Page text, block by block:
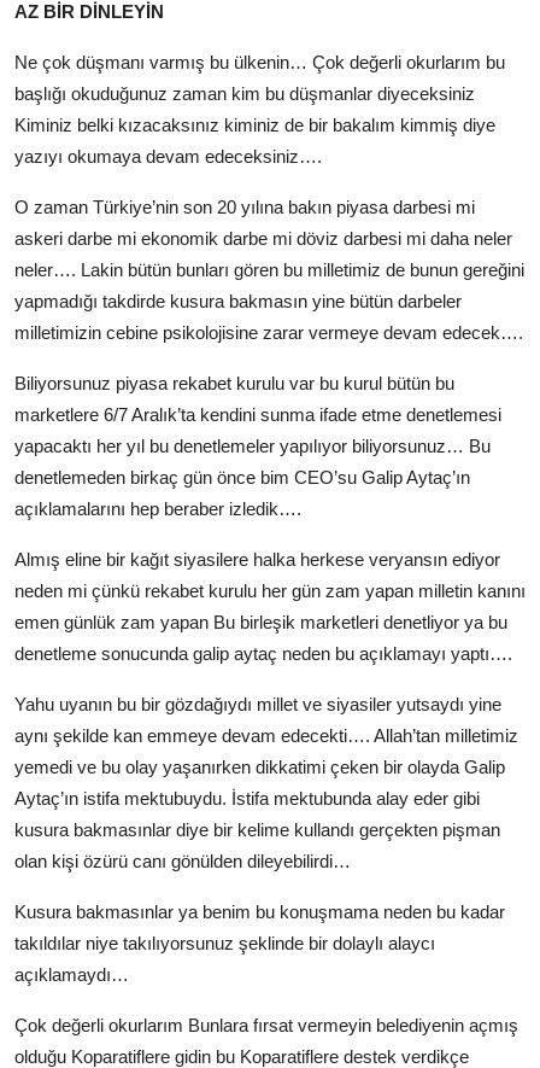
AZ BİR DİNLEYİN
Ne çok düşmanı varmış bu ülkenin… Çok değerli okurlarım bu
başlığı okuduğunuz zaman kim bu düşmanlar diyeceksiniz
Kiminiz belki kızacaksınız kiminiz de bir bakalım kimmiş diye
yazıyı okumaya devam edeceksiniz….
O zaman Türkiye’nin son 20 yılına bakın piyasa darbesi mi
askeri darbe mi ekonomik darbe mi döviz darbesi mi daha neler
neler…. Lakin bütün bunları gören bu milletimiz de bunun gereğini
yapmadığı takdirde kusura bakmasın yine bütün darbeler
milletimizin cebine psikolojisine zarar vermeye devam edecek….
Biliyorsunuz piyasa rekabet kurulu var bu kurul bütün bu
marketlere 6/7 Aralık’ta kendini sunma ifade etme denetlemesi
yapacaktı her yıl bu denetlemeler yapılıyor biliyorsunuz… Bu
denetlemeden birkaç gün önce bim CEO’su Galip Aytaç’ın
açıklamalarını hep beraber izledik….
Almış eline bir kağıt siyasilere halka herkese veryansın ediyor
neden mi çünkü rekabet kurulu her gün zam yapan milletin kanını
emen günlük zam yapan Bu birleşik marketleri denetliyor ya bu
denetleme sonucunda galip aytaç neden bu açıklamayı yaptı….
Yahu uyanın bu bir gözdağıydı millet ve siyasiler yutsaydı yine
aynı şekilde kan emmeye devam edecekti…. Allah’tan milletimiz
yemedi ve bu olay yaşanırken dikkatimi çeken bir olayda Galip
Aytaç’ın istifa mektubuydu. İstifa mektubunda alay eder gibi
kusura bakmasınlar diye bir kelime kullandı gerçekten pişman
olan kişi özürü canı gönülden dileyebilirdi…
Kusura bakmasınlar ya benim bu konuşmama neden bu kadar
takıldılar niye takılıyorsunuz şeklinde bir dolaylı alaycı
açıklamaydı…
Çok değerli okurlarım Bunlara fırsat vermeyin belediyenin açmış
olduğu Koparatiflere gidin bu Koparatiflere destek verdikçe